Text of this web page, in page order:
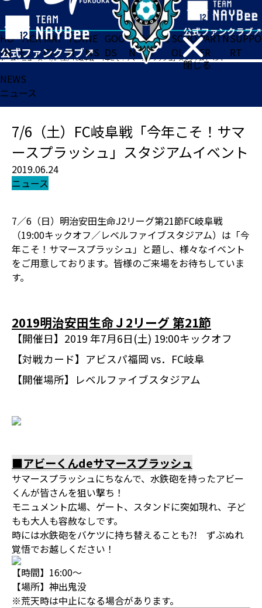
閉じる
HO
ME
TICK
ET
MAT
CH
TEA
M
NE
WS
GOO
DS
FA
N
ACADE
MY
SCHO
OL
PARTN
ER
SUPPO
RT
ホーム>ニュース>7/6（土）FC岐阜戦「今年こそ！サマースプラッシュ」スタジアムイベント
NEWS
ニュース
7/6（土）FC岐阜戦「今年こそ！サマ
ースプラッシュ」スタジアムイベント
2019.06.24
ニュース
7／6（日）明治安田生命J2リーグ第21節FC岐阜戦
（19:00キックオフ／レベルファイブスタジアム）は「今
年こそ！サマースプラッシュ」と題し、様々なイベント
をご用意しております。皆様のご来場をお待ちしていま
す。
2019明治安田生命Ｊ2リーグ 第21節
【開催日】 2019 年7月6日(土) 19:00キックオフ
【対戦カード】 アビスパ福岡 vs．FC岐阜
【開催場所】
レベルファイブスタジアム
■アビーくんdeサマースプラッシュ
サマースプラッシュにちなんで、水鉄砲を持ったアビー
くんが皆さんを狙い撃ち！
モニュメント広場、ゲート、スタンドに突如現れ、子ど
もも大人も容赦なしです。
時には水鉄砲をバケツに持ち替えることも?! ずぶぬれ
覚悟でお越しください！
【時間】16:00～
【場所】神出鬼没
※荒天時は中止になる場合があります。